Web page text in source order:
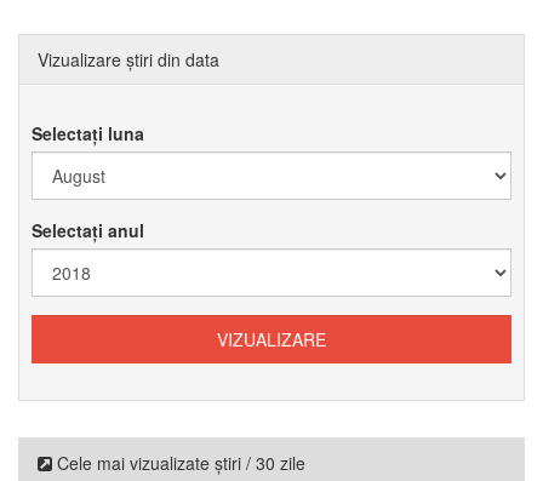
Vizualizare știri din data
Selectați luna
Selectați anul
Cele mai vizualizate știri / 30 zile